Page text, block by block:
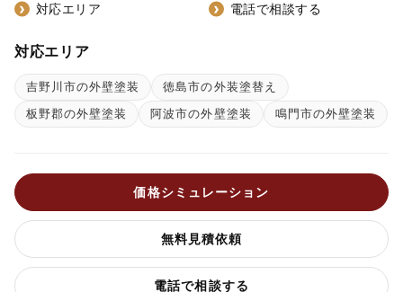
対応エリア 電話で相談する
対応エリア
吉野川市の外壁塗装
徳島市の外装塗替え
板野郡の外壁塗装
阿波市の外壁塗装 鳴門市の外壁塗装
価格シミュレーション
無料見積依頼
電話で相談する